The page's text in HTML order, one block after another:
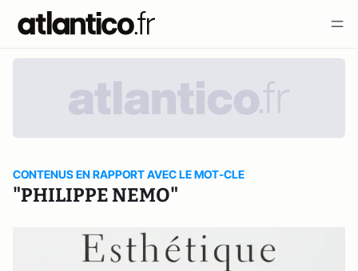
CONTENUS EN RAPPORT AVEC LE MOT-CLE
"PHILIPPE NEMO"